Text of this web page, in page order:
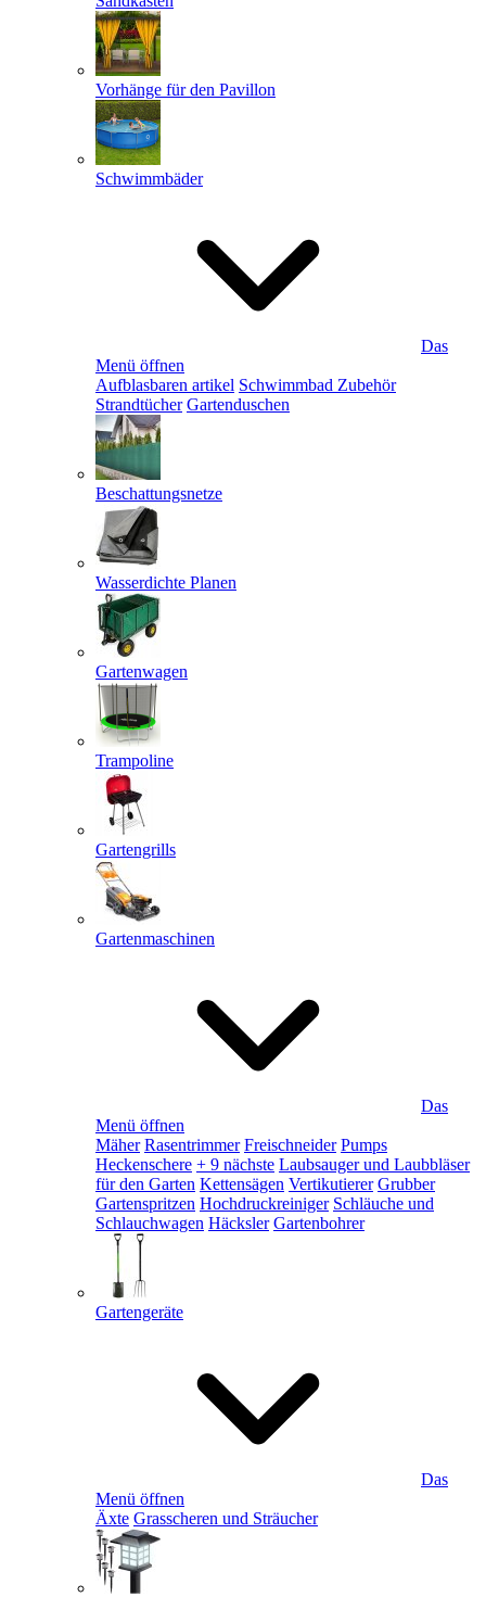
Vorhänge für den Pavillon
Schwimmbäder
Das
Menü öffnen
Aufblasbaren artikel Schwimmbad Zubehör
Strandtücher Gartenduschen
Beschattungsnetze
Wasserdichte Planen
Gartenwagen
Trampoline
Gartengrills
Gartenmaschinen
Das
Menü öffnen
Mäher Rasentrimmer Freischneider Pumps
Heckenschere + 9 nächste Laubsauger und Laubbläser
für den Garten Kettensägen Vertikutierer Grubber
Gartenspritzen Hochdruckreiniger Schläuche und
Schlauchwagen Häcksler Gartenbohrer
Gartengeräte
Das
Menü öffnen
Äxte Grasscheren und Sträucher